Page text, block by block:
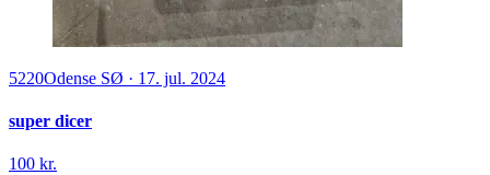
5220Odense SØ · 17. jul. 2024
super dicer
100 kr.